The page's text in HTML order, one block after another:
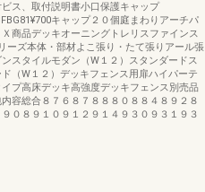
ス、取付説明書小口保護キャップ
キャップ２０個庭まわりアーチパ
商品デッキオーニングトレリスファインス
ーズ本体・部材よこ張り・たて張りアール張
スタイルモダン（W１２）スタンダードス
（W１２）デッキフェンス用扉ハイパーテ
プ高床デッキ高強度デッキフェンス別売品
容総合８７６８７８８８０８８４８９２８
０８９１０９１２９１４９３０９３１９３